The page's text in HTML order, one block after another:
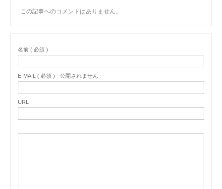
この記事へのコメントはありません。
名前 ( 必須 )
E-MAIL ( 必須 ) - 公開されません -
URL